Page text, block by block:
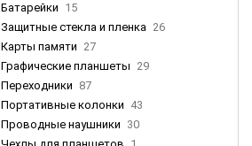
Батарейки 15
Защитные стекла и пленка 26
Карты памяти 27
Графические планшеты 29
Переходники 87
Портативные колонки 43
Проводные наушники 30